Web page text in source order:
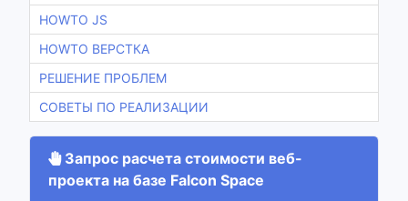
HOWTO JS
HOWTO ВЕРСТКА
РЕШЕНИЕ ПРОБЛЕМ
СОВЕТЫ ПО РЕАЛИЗАЦИИ
Запрос расчета стоимости веб-
проекта на базе Falcon Space